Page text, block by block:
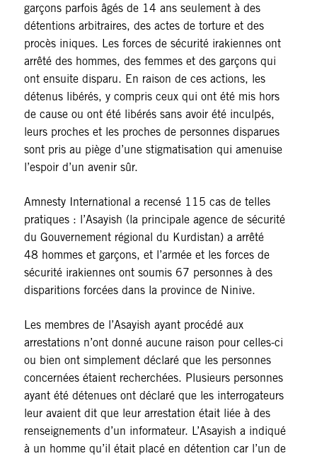
garçons parfois âgés de 14 ans seulement à des
détentions arbitraires, des actes de torture et des
procès iniques. Les forces de sécurité irakiennes ont
arrêté des hommes, des femmes et des garçons qui
ont ensuite disparu. En raison de ces actions, les
détenus libérés, y compris ceux qui ont été mis hors
de cause ou ont été libérés sans avoir été inculpés,
leurs proches et les proches de personnes disparues
sont pris au piège d’une stigmatisation qui amenuise
l’espoir d’un avenir sûr.
Amnesty International a recensé 115 cas de telles
pratiques : l’Asayish (la principale agence de sécurité
du Gouvernement régional du Kurdistan) a arrêté
48 hommes et garçons, et l’armée et les forces de
sécurité irakiennes ont soumis 67 personnes à des
disparitions forcées dans la province de Ninive.
Les membres de l’Asayish ayant procédé aux
arrestations n’ont donné aucune raison pour celles-ci
ou bien ont simplement déclaré que les personnes
concernées étaient recherchées. Plusieurs personnes
ayant été détenues ont déclaré que les interrogateurs
leur avaient dit que leur arrestation était liée à des
renseignements d’un informateur. L’Asayish a indiqué
à un homme qu’il était placé en détention car l’un de